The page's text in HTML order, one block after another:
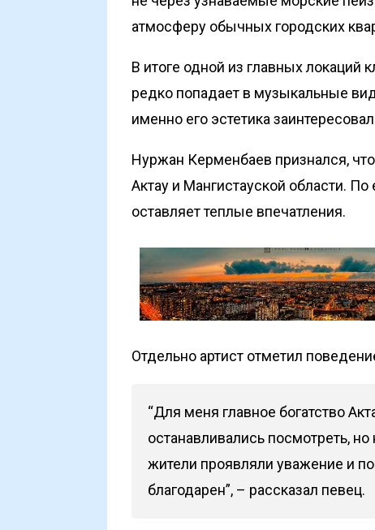
атмосферу обычных городских
В итоге одной из главных локаций
редко попадает в музыкальные
именно его эстетика
Нуржан Керменбаев признался,
Актау и Мангистауской области.
оставляет теплые впечатления.
Отдельно артист отметил
“Для меня главное богатство
останавливались посмотреть,
жители проявляли уважение и
благодарен”, – рассказал певец.